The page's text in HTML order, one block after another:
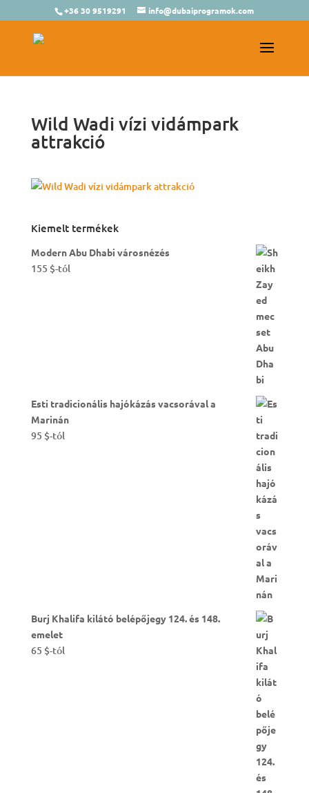
+36 30 9519291 info@dubaiprogramok.com
Wild Wadi vízi vidámpark
attrakció
Kiemelt termékek
Modern Abu Dhabi városnézés
155 $-tól
Esti tradicionális hajókázás vacsorával a
Marinán
95 $-tól
Burj Khalifa kilátó belépőjegy 124. és 148.
emelet
65 $-tól